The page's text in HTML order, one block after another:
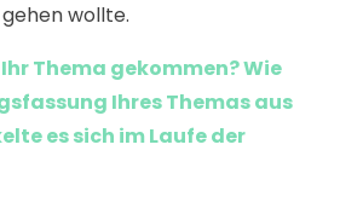
wollte.
Thema gekommen? Wie
Ihres Themas aus
es sich im Laufe der